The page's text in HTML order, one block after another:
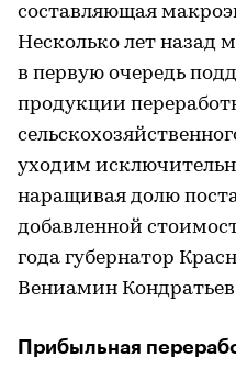
составляющая
Несколько лет назад
в первую очередь
продукции
уходим
наращивая долю
добавленной
года губернатор
Вениамин
Прибыльная